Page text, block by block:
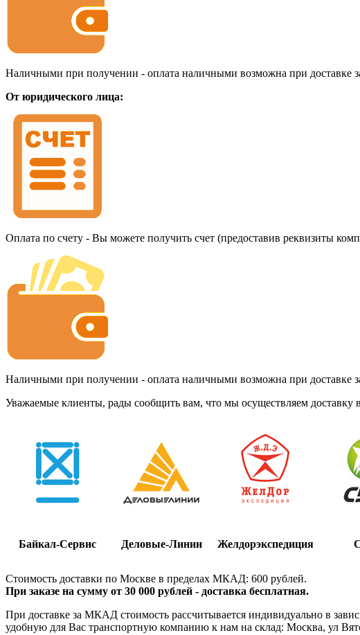
Наличными при получении - оплата наличными возможна при доставке
От юридического лица:
Оплата по счету - Вы можете получить счет (предоставив реквизиты
Наличными при получении - оплата наличными возможна при доставке
Уважаемые клиенты, рады сообщить вам, что мы осуществляем
Байкал-Сервис Деловые-Линии Желдорэкспедиция
Стоимость доставки по Москве в пределах МКАД: 600 рублей.
При заказе на сумму от 30 000 рублей - доставка бесплатная.
При доставке за МКАД стоимость рассчитывается индивидуально в
удобную для Вас транспортную компанию к нам на склад: Москва, ул